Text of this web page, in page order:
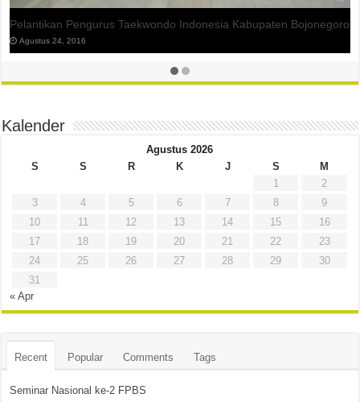
Pelantikan Pengurus Taekwondo Indonesia Kabupaten Bojonegoro
Agustus 24, 2016
Kalender
Agustus 2026
S
S R K J S
M
1
2
3
4 5 6 7 8
9
10
11 12 13 14 15
16
17
18 19 20 21 22
23
24
25 26 27 28 29
30
31
« Apr
Recent Popular Comments Tags
Seminar Nasional ke-2 FPBS